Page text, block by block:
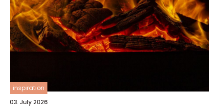
inspiration
03. July 2026